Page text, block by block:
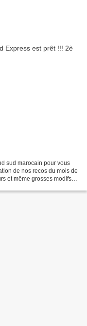
sud marocain pour vous
de nos recos du mois de
et même grosses modifs